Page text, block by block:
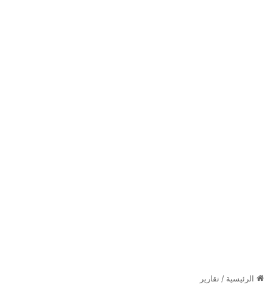
الرئيسية /تقارير